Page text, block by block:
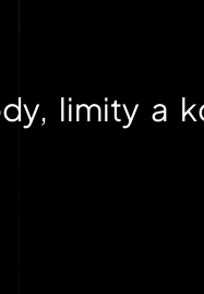
limity a